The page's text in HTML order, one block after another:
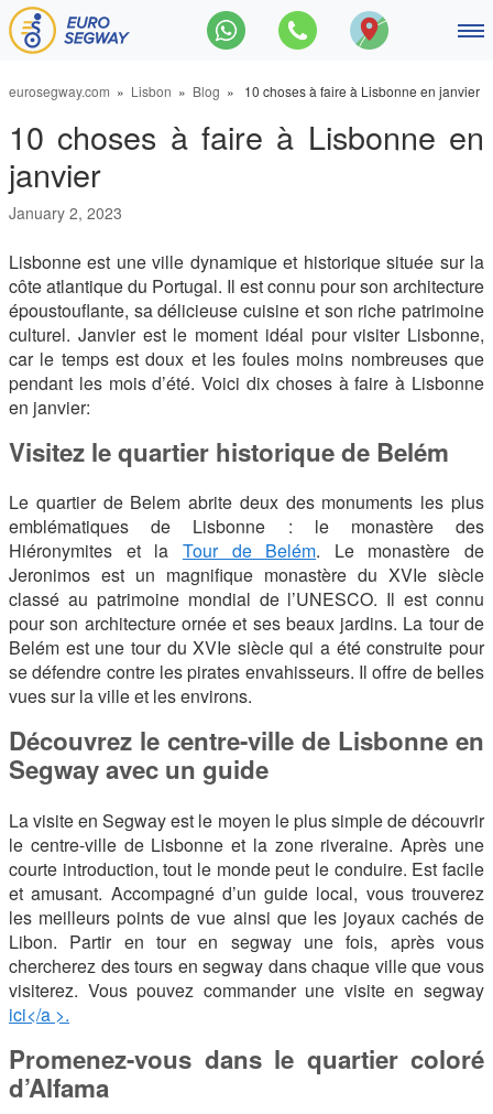
Main Navigation
Balades en segway
Les incontournables du
Grand tour de Lisbonne, 180
Contact
À propos
eurosegway.com » Lisbon » Blog » 10 choses à faire à Lisbonne en janvier
10 choses à faire à Lisbonne en
janvier
January 2, 2023
Lisbonne est une ville dynamique et historique située sur la
côte atlantique du Portugal. Il est connu pour son architecture
époustouflante, sa délicieuse cuisine et son riche patrimoine
culturel. Janvier est le moment idéal pour visiter Lisbonne,
car le temps est doux et les foules moins nombreuses que
pendant les mois d’été. Voici dix choses à faire à Lisbonne
en janvier:
Visitez le quartier historique de Belém
Le quartier de Belem abrite deux des monuments les plus
emblématiques de Lisbonne : le monastère des
Hiéronymites et la Tour de Belém. Le monastère de
Jeronimos est un magnifique monastère du XVIe siècle
classé au patrimoine mondial de l’UNESCO. Il est connu
pour son architecture ornée et ses beaux jardins. La tour de
Belém est une tour du XVIe siècle qui a été construite pour
se défendre contre les pirates envahisseurs. Il offre de belles
vues sur la ville et les environs.
Découvrez le centre-ville de Lisbonne en
Segway avec un guide
La visite en Segway est le moyen le plus simple de découvrir
le centre-ville de Lisbonne et la zone riveraine. Après une
courte introduction, tout le monde peut le conduire. Est facile
et amusant. Accompagné d’un guide local, vous trouverez
les meilleurs points de vue ainsi que les joyaux cachés de
Libon. Partir en tour en segway une fois, après vous
chercherez des tours en segway dans chaque ville que vous
visiterez. Vous pouvez commander une visite en segway
ici</a >.
Promenez-vous dans le quartier coloré
d’Alfama